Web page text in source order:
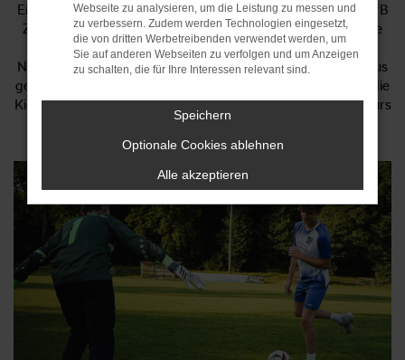
Ein starkes Vereinsleben braucht verlässliche Partner. Der VfB
Zwenkau freut sich daher über die Unterstützung durch die
Autohaus Liebe Gruppe: Als offizieller
Nachwuchshauptsponsor fördert das renommierte Autohaus
gezielt die jungen Talente der Region und sorgt dafür, dass die
Kicker von morgen unter besten Bedingungen auf Erfolgskurs
gehen können.
Webseite zu analysieren, um die Leistung zu messen und
zu verbessern. Zudem werden Technologien eingesetzt,
die von dritten Werbetreibenden verwendet werden, um
Sie auf anderen Webseiten zu verfolgen und um Anzeigen
zu schalten, die für Ihre Interessen relevant sind.
Speichern
Optionale Cookies ablehnen
Alle akzeptieren